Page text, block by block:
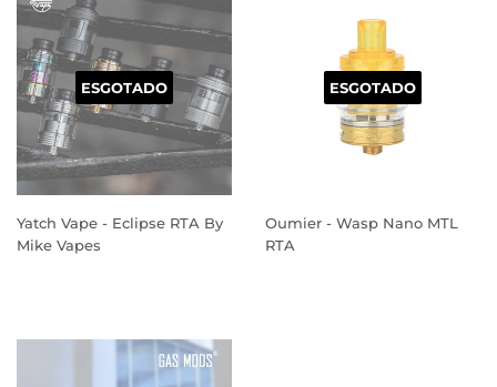
ESGOTADO
Yatch Vape - Eclipse RTA By
Mike Vapes
ESGOTADO
Oumier - Wasp Nano MTL
RTA